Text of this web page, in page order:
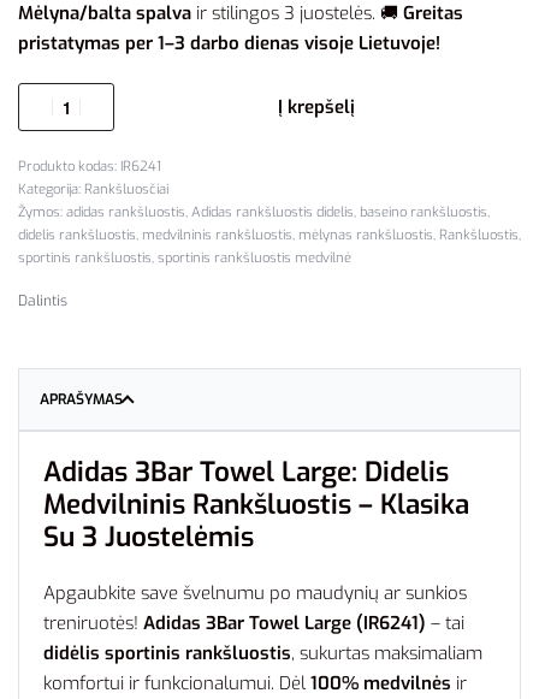
Mėlyna/balta spalva ir stilingos 3 juostelės. 🚚 Greitas
pristatymas per 1–3 darbo dienas visoje Lietuvoje!
Į krepšelį
IR6241
Kategorija: Rankšluosčiai
Žymos: adidas rankšluostis, Adidas rankšluostis didelis, baseino rankšluostis,
didelis rankšluostis, medvilninis rankšluostis, mėlynas rankšluostis, Rankšluostis,
sportinis rankšluostis, sportinis rankšluostis medvilnė
Dalintis
APRAŠYMAS
Adidas 3Bar Towel Large: Didelis
Medvilninis Rankšluostis – Klasika
Su 3 Juostelėmis
Apgaubkite save švelnumu po maudynių ar sunkios
treniruotės! Adidas 3Bar Towel Large (IR6241) – tai
didėlis sportinis rankšluostis, sukurtas maksimaliam
komfortui ir funkcionalumui. Dėl100% medvilnės ir